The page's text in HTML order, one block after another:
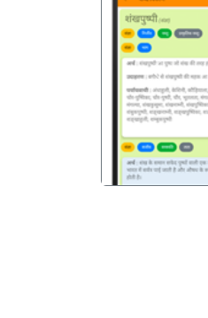
पिछला